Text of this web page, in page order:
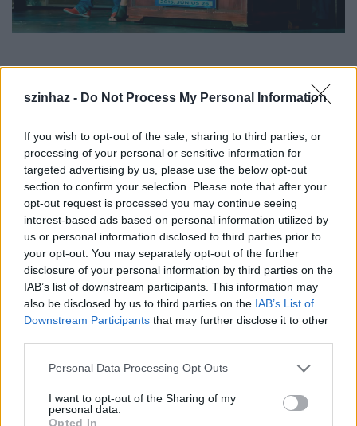
szinhaz - Do Not Process My Personal Information
If you wish to opt-out of the sale, sharing to third parties, or
processing of your personal or sensitive information for
targeted advertising by us, please use the below opt-out
section to confirm your selection. Please note that after your
opt-out request is processed you may continue seeing
interest-based ads based on personal information utilized by
us or personal information disclosed to third parties prior to
your opt-out. You may separately opt-out of the further
disclosure of your personal information by third parties on the
IAB’s list of downstream participants. This information may
also be disclosed by us to third parties on the IAB’s List of
Downstream Participants that may further disclose it to other
Please note that this website/app uses one or more Google
not limited to your visit or usage behaviour. You may click to
grant or deny consent to Google and its third-party tags to
Personal Data Processing Opt Outs
I want to opt-out of the Sharing of my
personal data.
Opted In
Fame, hiszen annak idején pályakezdőként Mabelle
„Úgy tűnik számomra is
sikeresnek bizonyult az a döntés, amit a darabban
Mabelle is hoz – szakot vált és elmegy
karakterszínésznőnek. Nekem nagyon fontos
visszajelzés, hogy a kemény munka, áldozat és harc
mégis csak előre tudja vinni az embert – ennyi év
után is, bár más szerepben - itt vagyok, ezen a
színpadon, ahol a pályám indult és erre nagyon
büszke vagyok” – vont párhuzamotNádasi
Veronika, saját pályája és a Fame művészeti iskola
diákjainak kihívásai között.
figyelmet, mennyire fontos, hogy ne csak utat
ezt hitelesen tegyük. „Számomra a legfontosabb a
példamutatás – szülőként, pedagógusként,